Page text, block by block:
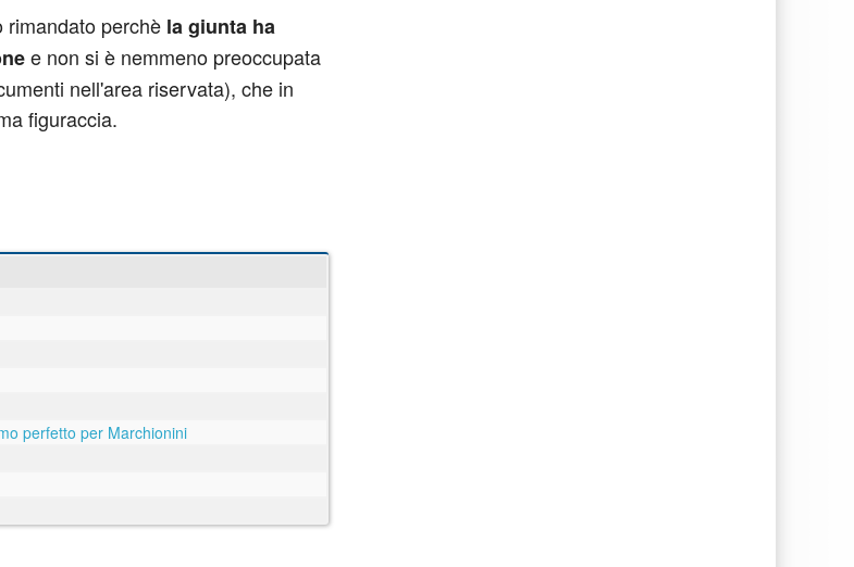
rimandato perchè la giunta ha
e non si è nemmeno preoccupata
nell'area riservata), che in
figuraccia.
perfetto per Marchionini